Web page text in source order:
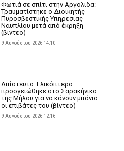
Φωτιά σε σπίτι στην Αργολίδα:
Τραυματίστηκε o Διοικητής
Πυροσβεστικής Υπηρεσίας
Ναυπλίου μετά από έκρηξη
(βίντεο)
9 Αυγούστου 2026 14:10
Απίστευτο: Ελικόπτερο
προσγειώθηκε στο Σαρακήνικο
της Μήλου για να κάνουν μπάνιο
οι επιβάτες του (βίντεο)
9 Αυγούστου 2026 12:16